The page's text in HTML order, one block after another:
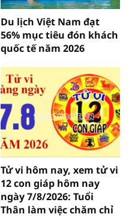
Du lịch Việt Nam đạt
56% mục tiêu đón khách
quốc tế năm 2026
Tử vi hôm nay, xem tử vi
12 con giáp hôm nay
ngày 7/8/2026: Tuổi
Thân làm việc chăm chỉ